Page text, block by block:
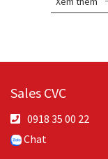
Sales CVC
0918 35 00 22
Chat